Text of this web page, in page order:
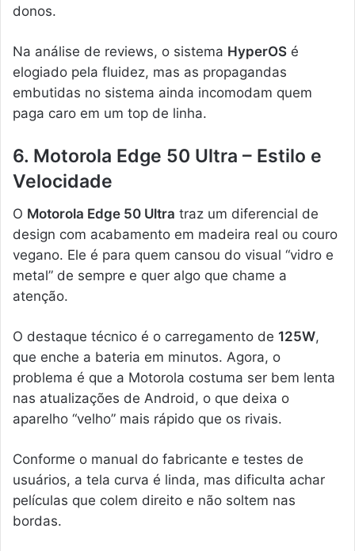
donos.
Na análise de reviews, o sistema HyperOS é
elogiado pela fluidez, mas as propagandas
embutidas no sistema ainda incomodam quem
paga caro em um top de linha.
6. Motorola Edge 50 Ultra – Estilo e
Velocidade
O Motorola Edge 50 Ultra traz um diferencial de
design com acabamento em madeira real ou couro
vegano. Ele é para quem cansou do visual “vidro e
metal” de sempre e quer algo que chame a
atenção.
O destaque técnico é o carregamento de 125W,
que enche a bateria em minutos. Agora, o
problema é que a Motorola costuma ser bem lenta
nas atualizações de Android, o que deixa o
aparelho “velho” mais rápido que os rivais.
Conforme o manual do fabricante e testes de
usuários, a tela curva é linda, mas dificulta achar
películas que colem direito e não soltem nas
bordas.